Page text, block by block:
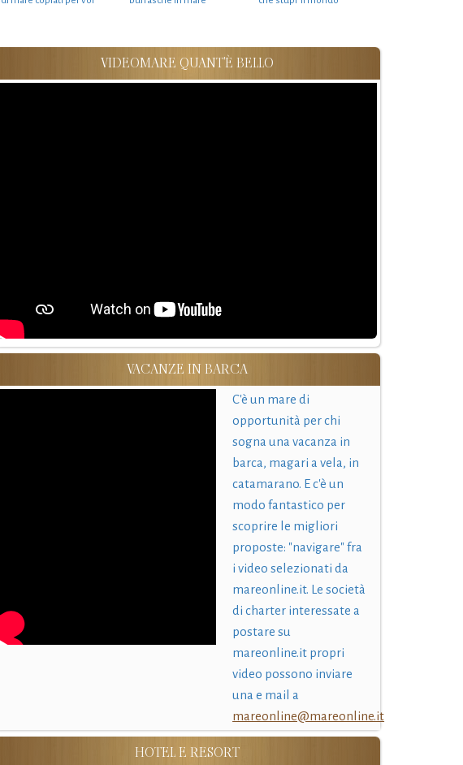
VIDEOMARE QUANT'È BELLO
VACANZE IN BARCA
C'è un mare di
opportunità per chi
sogna una vacanza in
barca, magari a vela, in
catamarano. E c'è un
modo fantastico per
scoprire le migliori
proposte: "navigare" fra
i video selezionati da
mareonline.it. Le società
di charter interessate a
postare su
mareonline.it propri
video possono inviare
una e mail a
mareonline@mareonline.it
HOTEL E RESORT